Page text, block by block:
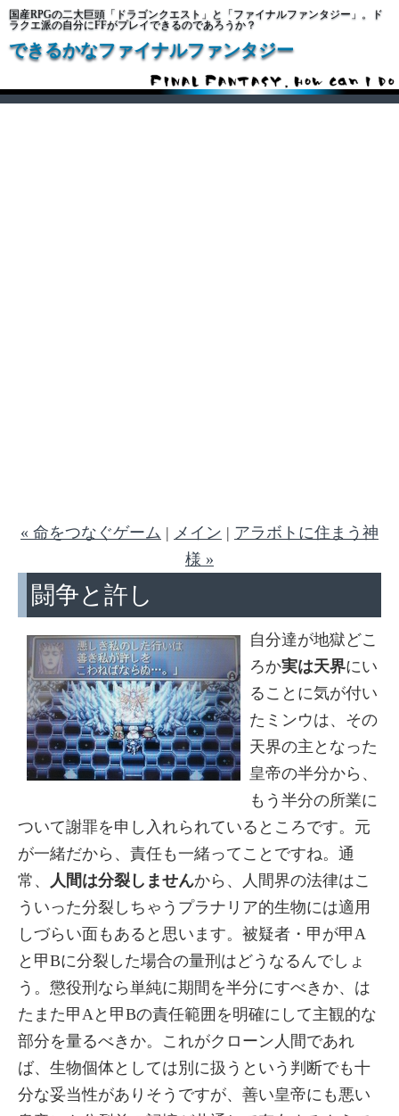
国産RPGの二大巨頭「ドラゴンクエスト」と「ファイナルファンタジー」。ド
ラクエ派の自分にFFがプレイできるのであろうか？
できるかなファイナルファンタジー
« 命をつなぐゲーム | メイン | アラボトに住まう神
様 »
闘争と許し
自分達が地獄どこ
ろか実は天界にい
ることに気が付い
たミンウは、その
天界の主となった
皇帝の半分から、
もう半分の所業に
ついて謝罪を申し入れられているところです。元
が一緒だから、責任も一緒ってことですね。通
常、 人間は分裂しませんから、人間界の法律はこ
ういった分裂しちゃうプラナリア的生物には適用
しづらい面もあると思います。被疑者・甲が甲A
と甲Bに分裂した場合の量刑はどうなるんでしょ
う。懲役刑なら単純に期間を半分にすべきか、は
たまた甲Aと甲Bの責任範囲を明確にして主観的な
部分を量るべきか。これがクローン人間であれ
ば、生物個体としては別に扱うという判断でも十
分な妥当性がありそうですが、善い皇帝にも悪い